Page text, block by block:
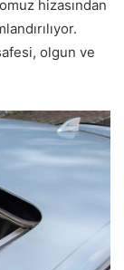
hizasından
olgun ve